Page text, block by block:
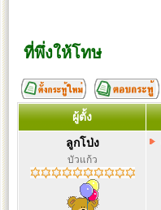
ที่พึ่งให้โทษ
ผู้ตั้ง
ลูกโป่ง
บัวแก้ว